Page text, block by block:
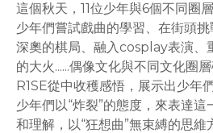
這個秋天，11位少年與6個不同圈
少年們嘗試戲曲的學習、在街頭
深奧的棋局、融入cosplay表演、
的大火......偶像文化與不同文化圈
R1SE從中收穫感悟，展示出少年
少年們以“炸裂”的態度，來表達
和理解，以“狂想曲”無束縛的思維